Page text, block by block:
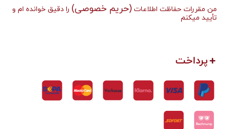
من مقررات حفاظت اطلاعات (حریم خصوصی) را دقیق خوانده ام و
تأييد میکنم
پرداخت